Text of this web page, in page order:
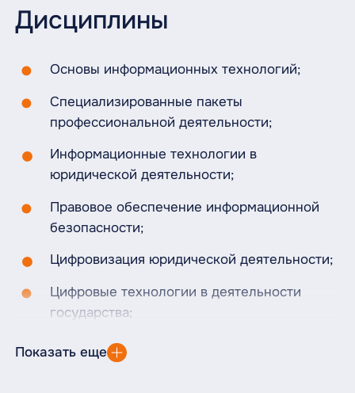
Дисциплины
Основы информационных технологий;
Специализированные пакеты
профессиональной деятельности;
Информационные технологии в
юридической деятельности;
Правовое обеспечение информационной
безопасности;
Цифровизация юридической деятельности;
Цифровые технологии в деятельности
государства;
Электронное обеспечение правосудия и
цифровые права человека;
Показать еще